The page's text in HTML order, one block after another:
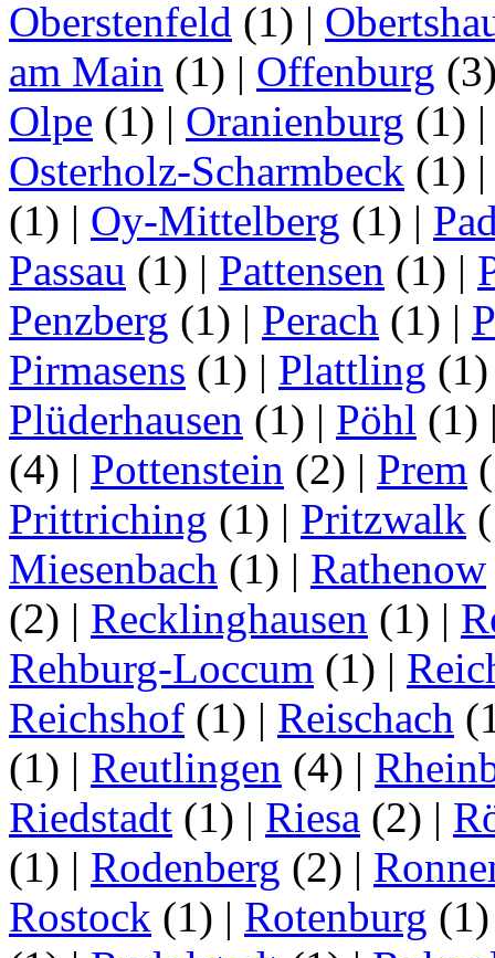
Oberstenfeld (1) |
am Main (1) | Offenburg
Olpe (1) | Oranienburg (1)
Osterholz-Scharmbeck (1)
(1) | Oy-Mittelberg (1) |
Passau (1) | Pattensen (1) |
Penzberg (1) | Perach (1) |
Pirmasens (1) | Plattling
Plüderhausen (1) | Pöhl (1)
(4) | Pottenstein (2) | Prem
Prittriching (1) | Pritzwalk
Miesenbach (1) | Rathenow
(2) | Recklinghausen (1) |
Rehburg-Loccum (1) |
Reichshof (1) | Reischach
(1) | Reutlingen (4) |
Riedstadt (1) | Riesa (2) |
(1) | Rodenberg (2) |
Rostock (1) | Rotenburg